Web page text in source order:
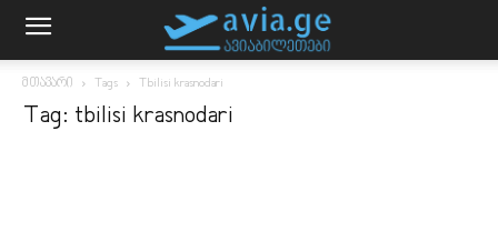
მთავარი Tags Tbilisi krasnodari
Tag: tbilisi krasnodari